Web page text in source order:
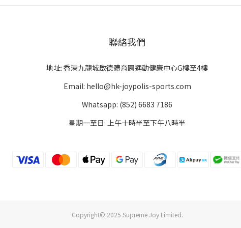
聯絡我們
地址: 香港九龍城啟德體育園運動健康中心G樓至4樓
Email: hello@hk-joypolis-sports.com
Whatsapp: (852) 6683 7186
星期一至日: 上午十時半至下午八時半
Copyright© 2025 Supreme Joy Limited.